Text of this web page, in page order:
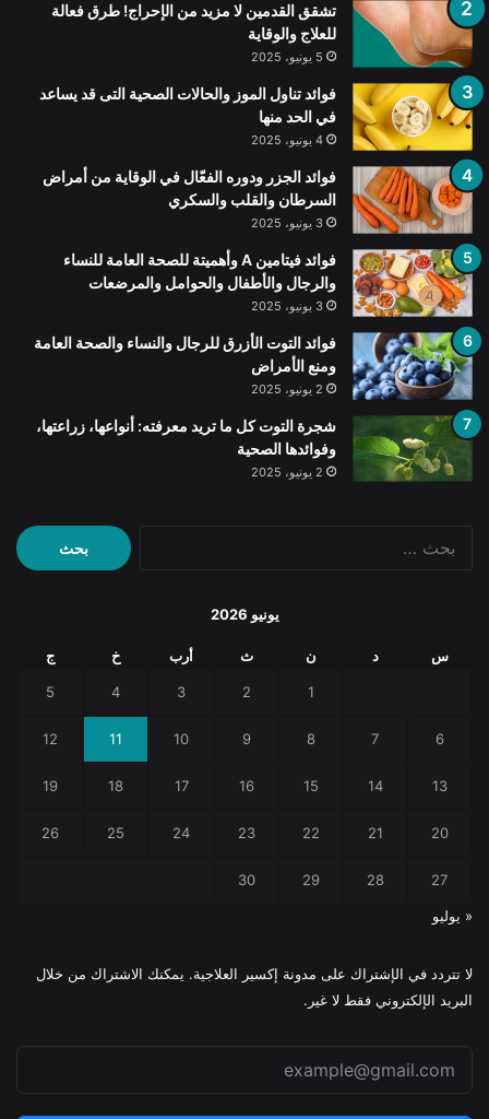
تشقق القدمين لا مزيد من الإحراج! طرق فعالة
للعلاج والوقاية
5 يونيو، 2025
فوائد تناول الموز والحالات الصحية التى قد يساعد
في الحد منها
4 يونيو، 2025
فوائد الجزر ودوره الفعّال في الوقاية من أمراض
السرطان والقلب والسكري
3 يونيو، 2025
فوائد فيتامين A وأهميتة للصحة العامة للنساء
والرجال والأطفال والحوامل والمرضعات
3 يونيو، 2025
فوائد التوت الأزرق للرجال والنساء والصحة العامة
ومنع الأمراض
2 يونيو، 2025
شجرة التوت كل ما تريد معرفته: أنواعها، زراعتها،
وفوائدها الصحية
2 يونيو، 2025
البحث
عن:
يونيو 2026
س د ن ث أرب خ ج
1
2
3
4
5
6
7
8
9
10
11
12
13
14
15
16
17
18
19
20
21
22
23
24
25
26
27
28
29
30
« يوليو
لا تتردد في الإشتراك على مدونة إكسير العلاجية. يمكنك الاشتراك من خلال
البريد الإلكتروني فقط لا غير.